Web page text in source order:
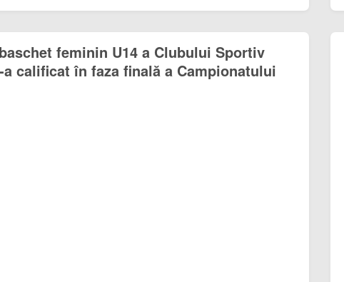
feminin U14 a Clubului Sportiv
a calificat în faza finală a Campionatului